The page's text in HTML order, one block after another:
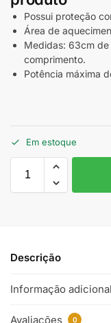
Possui proteção
Área de
Medidas: 63cm
comprimento.
Potência máxima
Em estoque
Descrição
Informação adicional
Avaliações 0